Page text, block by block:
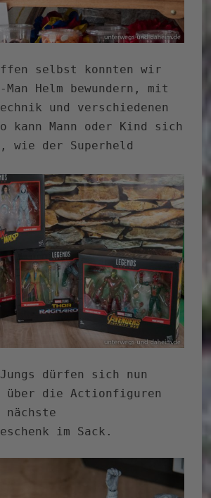
selbst konnten wir
Helm bewundern, mit
und verschiedenen
kann Mann oder Kind sich
wie der Superheld
Jungs dürfen sich nun
über die Actionfiguren
nächste
im Sack.